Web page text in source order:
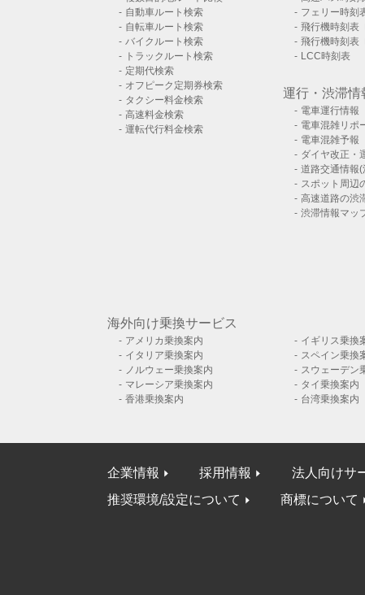
自動車ルート検索
自転車ルート検索
バイクルート検索
トラックルート検索
定期代検索
オフピーク定期券検索
タクシー料金検索
高速料金検索
運転代行料金検索
フェリー時刻
飛行機時刻表
飛行機時刻表
LCC時刻表
運行・渋滞情
電車運行情報
電車混雑リポ
電車混雑予報
ダイヤ改正・
道路交通情報
スポット周辺
高速道路の渋
渋滞情報マッ
海外向け乗換サービス
アメリカ乗換案内 イギリス乗換
イタリア乗換案内
スペイン乗換
ノルウェー乗換案内
スウェーデン
マレーシア乗換案内
タイ乗換案内
香港乗換案内
台湾乗換案内
企業情報 採用情報 法人向けサ
推奨環境/設定について
商標について